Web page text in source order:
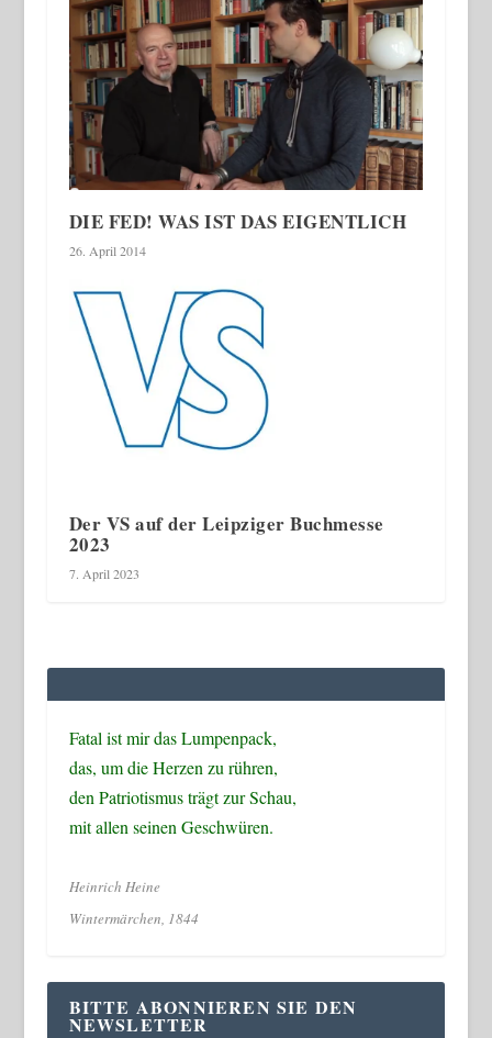
DIE FED! WAS IST DAS EIGENTLICH
26. April 2014
Der VS auf der Leipziger Buchmesse
2023
7. April 2023
Fatal ist mir das Lumpenpack,
das, um die Herzen zu rühren,
den Patriotismus trägt zur Schau,
mit allen seinen Geschwüren.
Heinrich Heine
Wintermärchen, 1844
BITTE ABONNIEREN SIE DEN
NEWSLETTER